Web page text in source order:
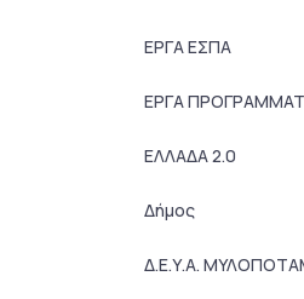
ΕΡΓΑ ΕΣΠΑ
ΕΡΓΑ
ΕΛΛΑΔΑ 2.0
Δήμος
Δ.Ε.Υ.Α.